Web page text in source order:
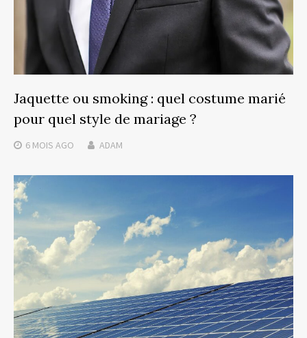
Jaquette ou smoking : quel costume marié
pour quel style de mariage ?
6 MOIS AGO ADAM